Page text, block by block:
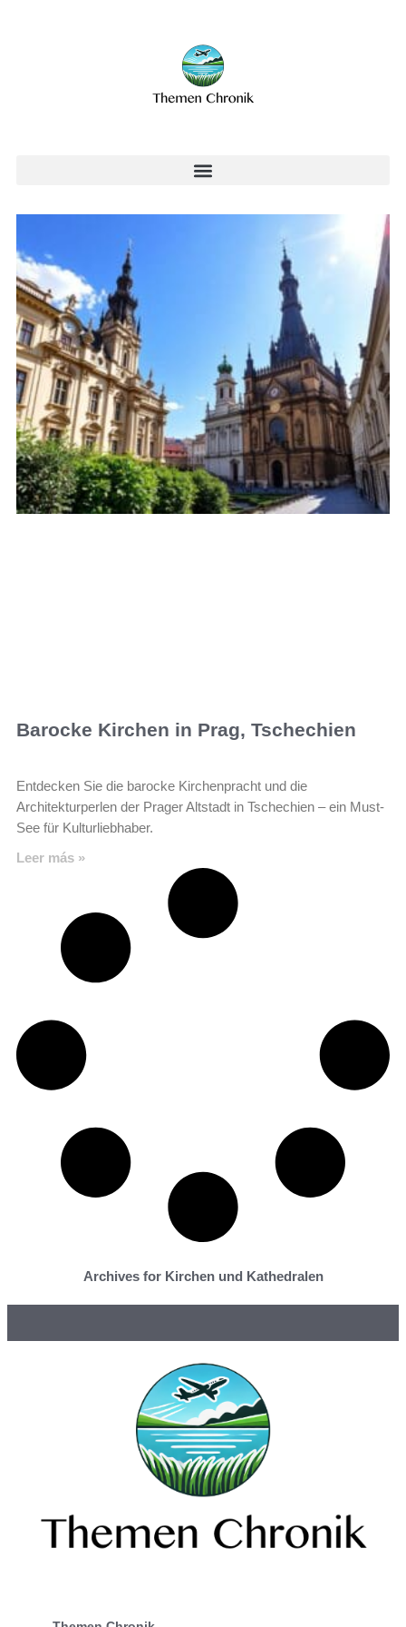
Barocke Kirchen in Prag, Tschechien
Entdecken Sie die barocke Kirchenpracht und die
Architekturperlen der Prager Altstadt in Tschechien – ein Must-
See für Kulturliebhaber.
Leer más »
Archives for Kirchen und Kathedralen